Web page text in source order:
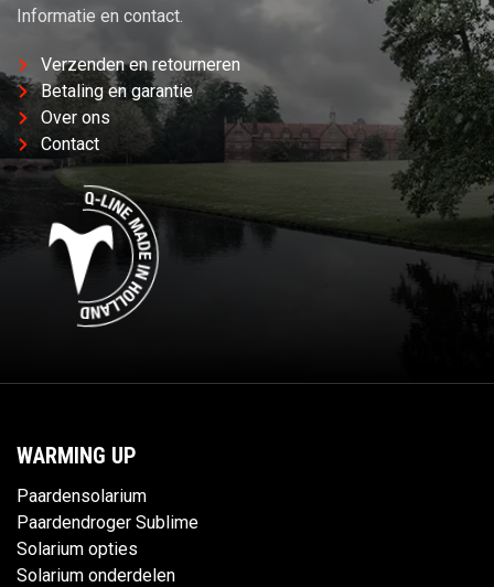
Informatie en contact.
Verzenden en retourneren
Betaling en garantie
Over ons
Contact
WARMING UP
Paardensolarium
Paardendroger Sublime
Solarium opties
Solarium onderdelen